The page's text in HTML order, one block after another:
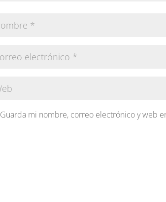
Guarda mi nombre, correo electrónico y web